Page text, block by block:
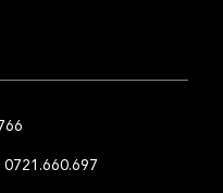
0721.660.697